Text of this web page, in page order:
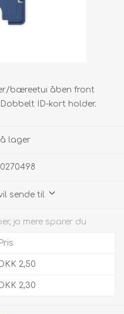
bæreetui åben front
ID-kort holder.
lager
sende til
jo mere sparer du
Pris
DKK 2,50
DKK 2,30